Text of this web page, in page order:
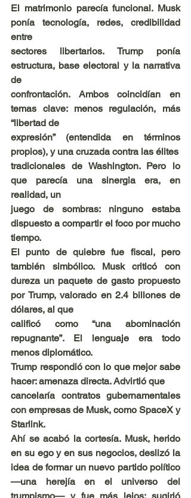
El matrimonio parecía funcional. Musk
ponía tecnología, redes, credibilidad
entre
sectores libertarios. Trump ponía
estructura, base electoral y la narrativa
de
confrontación. Ambos coincidían en
temas clave: menos regulación, más
“libertad de
expresión” (entendida en términos
propios), y una cruzada contra las élites
tradicionales de Washington. Pero lo
que parecía una sinergia era, en
realidad, un
juego de sombras: ninguno estaba
dispuesto a compartir el foco por mucho
tiempo.
El punto de quiebre fue fiscal, pero
también simbólico. Musk criticó con
dureza un paquete de gasto propuesto
por Trump, valorado en 2.4 billones de
dólares, al que
calificó como “una abominación
repugnante”. El lenguaje era todo
menos diplomático.
Trump respondió con lo que mejor sabe
hacer: amenaza directa. Advirtió que
cancelaría contratos gubernamentales
con empresas de Musk, como SpaceX y
Starlink.
Ahí se acabó la cortesía. Musk, herido
en su ego y en sus negocios, deslizó la
idea de formar un nuevo partido político
—una herejía en el universo del